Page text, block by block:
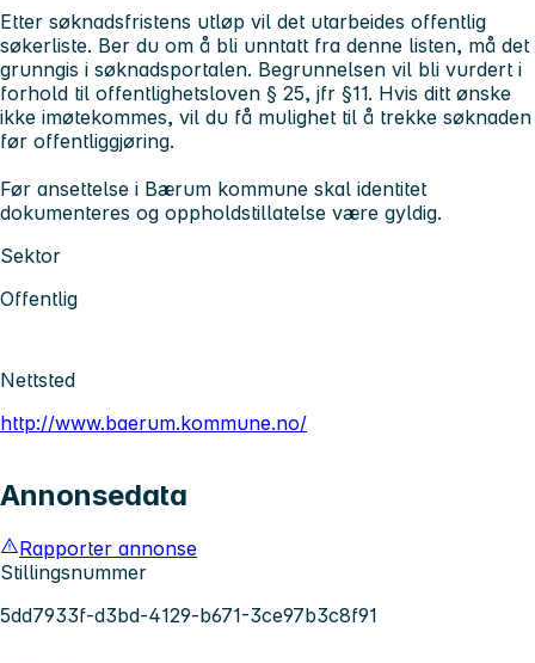
Etter søknadsfristens utløp vil det utarbeides offentlig
søkerliste. Ber du om å bli unntatt fra denne listen, må det
grunngis i søknadsportalen. Begrunnelsen vil bli vurdert i
forhold til offentlighetsloven § 25, jfr §11. Hvis ditt ønske
ikke imøtekommes, vil du få mulighet til å trekke søknaden
før offentliggjøring.
Før ansettelse i Bærum kommune skal identitet
dokumenteres og oppholdstillatelse være gyldig.
Sektor
Offentlig
Nettsted
http://www.baerum.kommune.no/
Annonsedata
Rapporter annonse
Stillingsnummer
5dd7933f-d3bd-4129-b671-3ce97b3c8f91